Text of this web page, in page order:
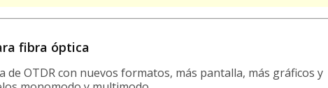
fibra óptica
de OTDR con nuevos formatos, más pantalla, más gráficos y